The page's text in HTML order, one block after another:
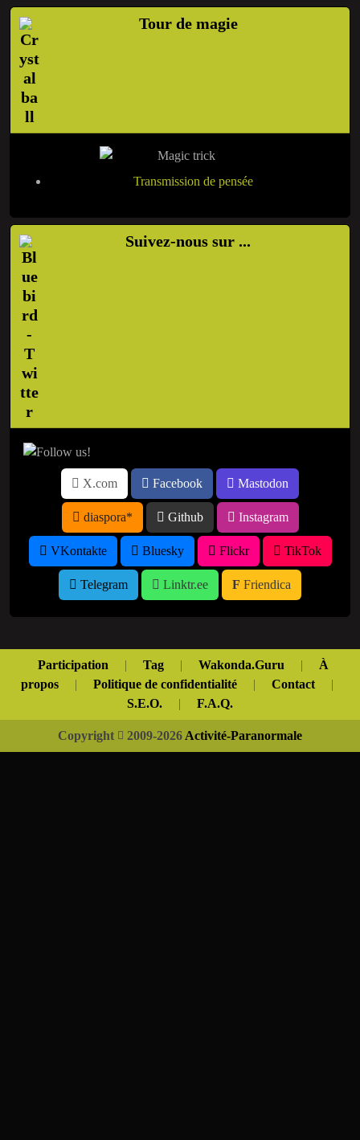
Tour de magie
Transmission de pensée
Suivez-nous sur ...
X.com Facebook Mastodon
diaspora* Github Instagram
VKontakte Bluesky Flickr TikTok
Telegram Linktr.ee Friendica
Participation | Tag | Wakonda.Guru |
À
propos
| Politique de confidentialité | Contact
|
S.E.O.
| F.A.Q.
Copyright 2009-2026 Activité-Paranormale